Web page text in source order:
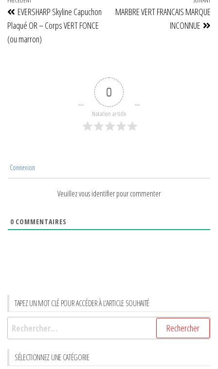
de
l’article
précédent
EVERSHARP Skyline Capuchon
Plaqué OR – Corps VERT FONCE
(ou marron)
MARBRE VERT FRANCAIS MARQUE
INCONNUE
0
Notation article
Connexion
Veuillez vous identifier pour commenter
0 COMMENTAIRES
TAPEZ UN MOT CLÉ POUR ACCÉDER À L’ARTICLE SOUHAITÉ
Rechercher :
SÉLECTIONNEZ UNE CATÉGORIE